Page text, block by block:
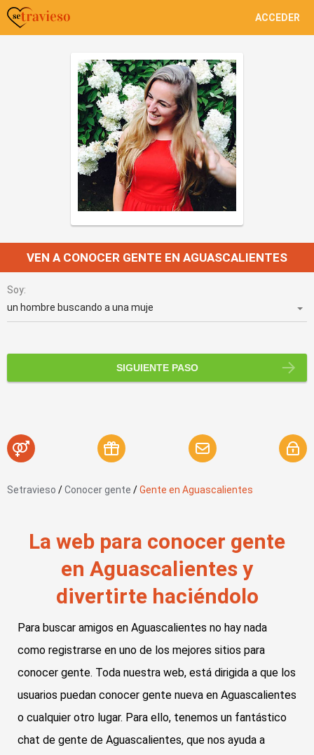
ACCEDER
VEN A CONOCER GENTE EN AGUASCALIENTES
Soy:
SIGUIENTE PASO
Setravieso /Conocer gente /Gente en Aguascalientes
La web para conocer gente
en Aguascalientes y
divertirte haciéndolo
Para buscar amigos en Aguascalientes no hay nada
como registrarse en uno de los mejores sitios para
conocer gente. Toda nuestra web, está dirigida a que los
usuarios puedan conocer gente nueva en Aguascalientes
o cualquier otro lugar. Para ello, tenemos un fantástico
chat de gente de Aguascalientes, que nos ayuda a